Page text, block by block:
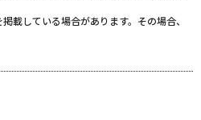
載している場合があります。その場合、